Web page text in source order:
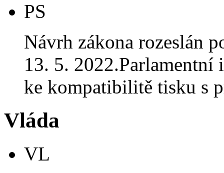
PS
Návrh zákona rozeslán
13. 5.
ke kompatibilitě tisku s
Vláda
VL